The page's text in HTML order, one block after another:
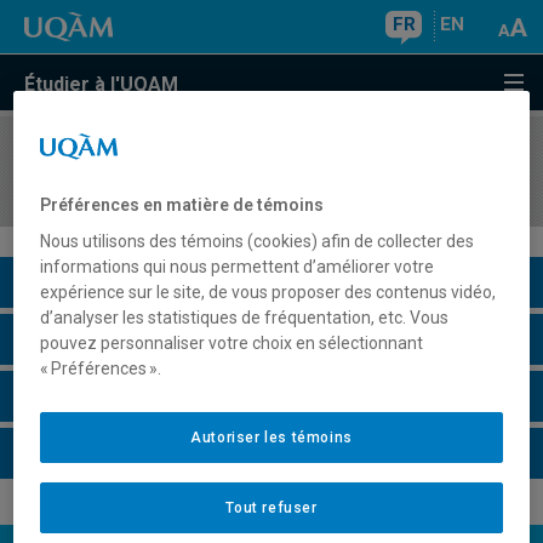
FR EN
Étudier à l'UQAM
COURS//
Description du cours
Horaire - Été 2026
Préférences en matière de témoins
Nous utilisons des témoins (cookies) afin de collecter des
informations qui nous permettent d’améliorer votre
expérience sur le site, de vous proposer des contenus vidéo,
d’analyser les statistiques de fréquentation, etc. Vous
pouvez personnaliser votre choix en sélectionnant
« Préférences ».
Tout refuser
Autoriser les témoins